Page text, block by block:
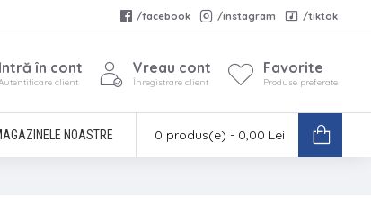
/facebook /instagram /tiktok
Intră în cont
client
Vreau cont
Înregistrare client
Favorite
Produse preferate
NOASTRE 0 produs(e) - 0,00 Lei